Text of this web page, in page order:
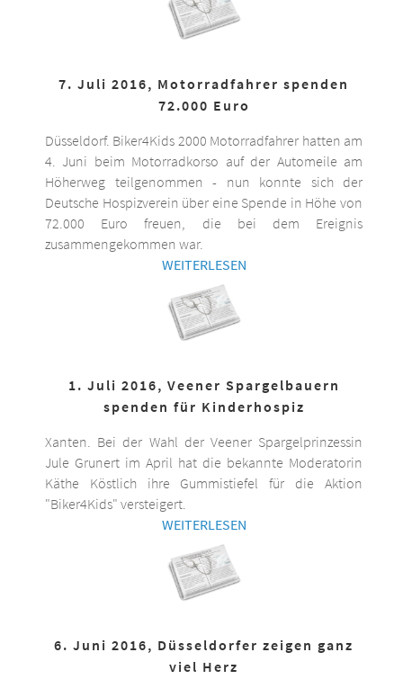
7. Juli 2016, Motorradfahrer spenden
72.000 Euro
Düsseldorf. Biker4Kids 2000 Motorradfahrer hatten am
4. Juni beim Motorradkorso auf der Automeile am
Höherweg teilgenommen - nun konnte sich der
Deutsche Hospizverein über eine Spende in Höhe von
72.000 Euro freuen, die bei dem Ereignis
zusammengekommen war.
WEITERLESEN
1. Juli 2016, Veener Spargelbauern
spenden für Kinderhospiz
Xanten. Bei der Wahl der Veener Spargelprinzessin
Jule Grunert im April hat die bekannte Moderatorin
Käthe Köstlich ihre Gummistiefel für die Aktion
"Biker4Kids" versteigert.
WEITERLESEN
6. Juni 2016, Düsseldorfer zeigen ganz
viel Herz